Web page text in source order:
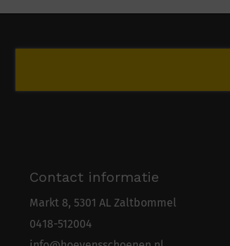
Contact informatie
Markt 8, 5301 AL Zaltbommel
0418-512004